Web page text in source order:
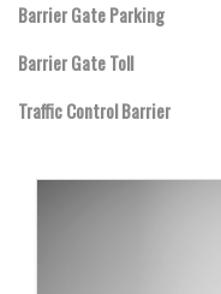
Barrier Gate Parking
Barrier Gate Toll
Traffic Control Barrier